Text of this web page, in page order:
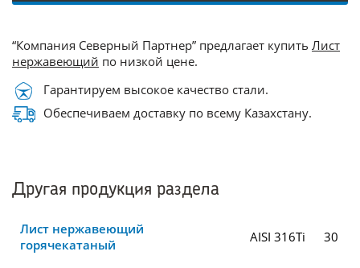
“Компания Северный Партнер” предлагает купить Лист
нержавеющий по низкой цене.
Гарантируем высокое качество стали.
Обеспечиваем доставку по всему Казахстану.
Другая продукция раздела
Лист нержавеющий
горячекатаный
AISI 316Ti 30